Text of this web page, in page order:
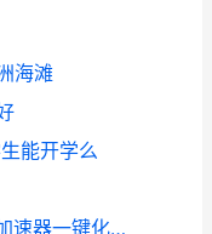
海滩
能开学么
留学海外开学必要，Sixfast游戏加速器一键化解你听歌看剧打游戏总是“卡”住的问题 海外出国留学